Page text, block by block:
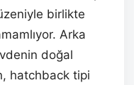
birlikte
Arka
doğal
hatchback tipi